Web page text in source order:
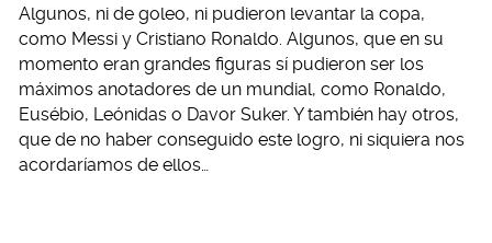
Algunos, ni de goleo, ni pudieron levantar la copa,
como Messi y Cristiano Ronaldo. Algunos, que en su
momento eran grandes figuras sí pudieron ser los
máximos anotadores de un mundial, como Ronaldo,
Eusébio, Leónidas o Davor Suker. Y también hay otros,
que de no haber conseguido este logro, ni siquiera nos
acordaríamos de ellos…